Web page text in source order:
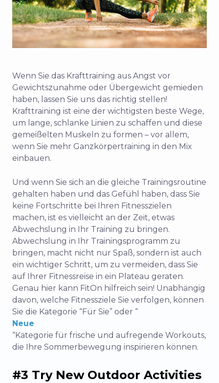
Wenn Sie das Krafttraining aus Angst vor
Gewichtszunahme oder Übergewicht gemieden
haben, lassen Sie uns das richtig stellen!
Krafttraining ist eine der wichtigsten beste Wege,
um lange, schlanke Linien zu schaffen und diese
gemeißelten Muskeln zu formen – vor allem,
wenn Sie mehr Ganzkörpertraining in den Mix
einbauen.
Und wenn Sie sich an die gleiche Trainingsroutine
gehalten haben und das Gefühl haben, dass Sie
keine Fortschritte bei Ihren Fitnesszielen
machen, ist es vielleicht an der Zeit, etwas
Abwechslung in Ihr Training zu bringen.
Abwechslung in Ihr Trainingsprogramm zu
bringen, macht nicht nur Spaß, sondern ist auch
ein wichtiger Schritt, um zu vermeiden, dass Sie
auf Ihrer Fitnessreise in ein Plateau geraten.
Genau hier kann FitOn hilfreich sein! Unabhängig
davon, welche Fitnessziele Sie verfolgen, können
Sie die Kategorie “Für Sie” oder “
Neue
“Kategorie für frische und aufregende Workouts,
die Ihre Sommerbewegung inspirieren können.
#3 Try New Outdoor Activities